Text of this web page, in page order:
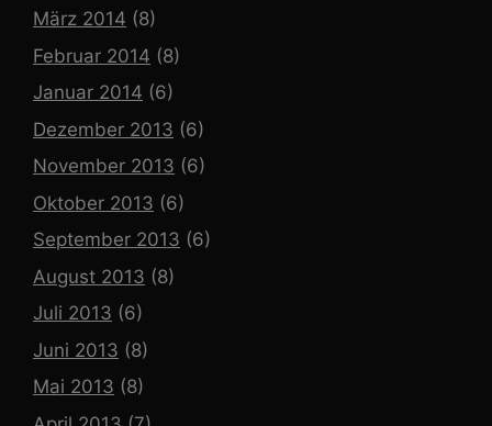
März 2014 (8)
Februar 2014 (8)
Januar 2014 (6)
Dezember 2013 (6)
November 2013 (6)
Oktober 2013 (6)
September 2013 (6)
August 2013 (8)
Juli 2013 (6)
Juni 2013 (8)
Mai 2013 (8)